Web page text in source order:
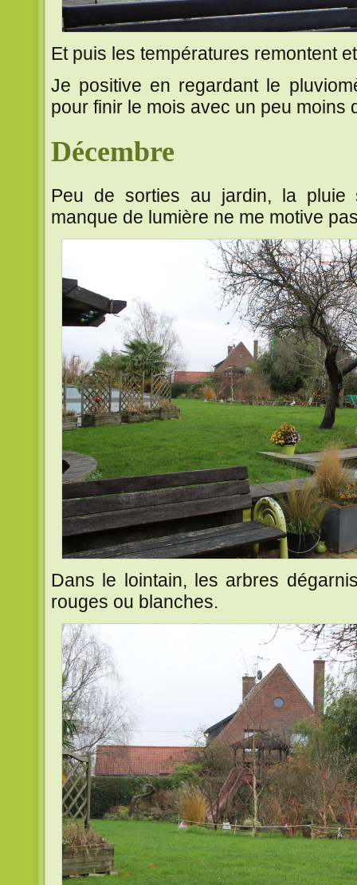
Et puis les températures remontent
Je positive en regardant le
pour finir le mois avec un peu moins
Décembre
Peu de sorties au jardin, la pluie
manque de lumière ne me motive
Dans le lointain, les arbres
rouges ou blanches.